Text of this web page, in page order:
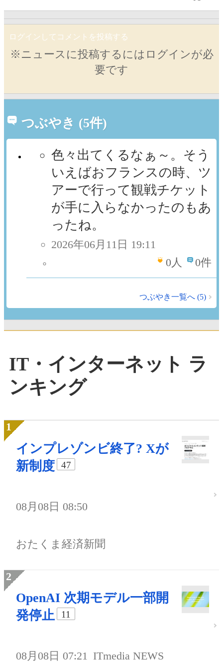
ログインしてコメントを投稿する
※ニュースに投稿するにはログインが必
要です
つぶやき (5件)
色々出てくるなぁ～。そう
いえばおフランスの時、ツ
アーで行って観戦チケット
が手に入らなかったのもあ
ったね。
2026年06月11日 19:11
0人 0件
つぶやき一覧へ (5)
IT・インターネット ラ
ンキング
インプレゾンビ終了? Xが
新制度
47
08月08日 08:50
おたくま経済新聞
OpenAI 次期モデル一部開
発停止
11
08月08日 07:21 ITmedia NEWS